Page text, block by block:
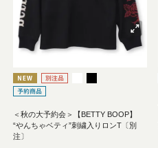
＜秋の大予約会＞【BETTY BOOP】
“やんちゃベティ”刺繍入りロンT〔別
注〕